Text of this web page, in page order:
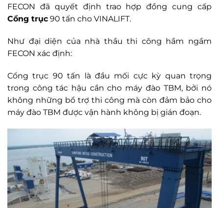
FECON đã quyết định trao hợp đồng cung cấp
Cổng trục 90 tấn cho VINALIFT.
Như đại diện của nhà thầu thi công hầm ngầm
FECON xác định:
Cổng trục 90 tấn là đầu mối cực kỳ quan trọng
trong công tác hậu cần cho máy đào TBM, bởi nó
không những bổ trợ thi công mà còn đảm bảo cho
máy đào TBM được vận hành không bị gián đoạn.